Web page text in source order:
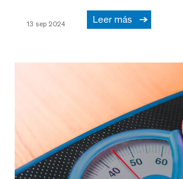
13 sep 2024 Leer más